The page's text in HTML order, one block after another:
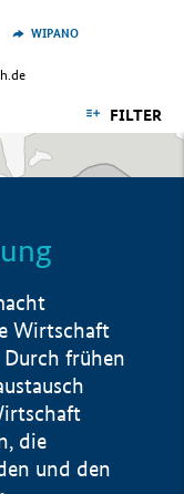
WIPANO
FILTER
Wirtschaft
frühen
die
und den